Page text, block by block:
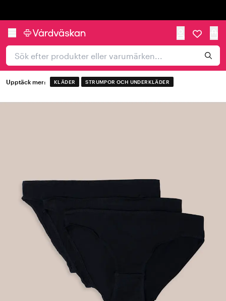
Upptäck mer: KLÄDER STRUMPOR OCH UNDERKLÄDER